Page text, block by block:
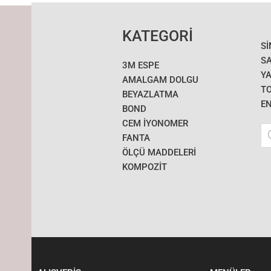
KATEGORİ
3M ESPE
AMALGAM DOLGU
BEYAZLATMA
BOND
CEM İYONOMER
FANTA
ÖLÇÜ MADDELERI
KOMPOZİT